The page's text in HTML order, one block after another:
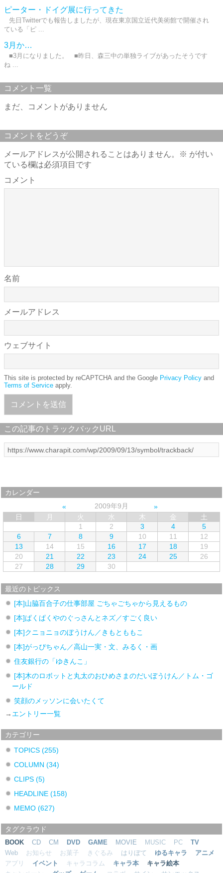
ピーター・ドイグ展に行ってきた
先日Twitterでも報告しましたが、現在東京国立近代美術館で開催され
ている「ピ ...
3月か…
■3月になりました。 ■昨日、森三中の単独ライブがあったそうです
ね ...
コメント一覧
まだ、コメントがありません
コメントをどうぞ
メールアドレスが公開されることはありません。 ※ が付い
ている欄は必須項目です
コメント
名前
メールアドレス
ウェブサイト
This site is protected by reCAPTCHA and the Google Privacy Policy and
Terms of Service apply.
この記事のトラックバックURL
カレンダー
2009年9月
日
月 火 水 木 金
土
1
2 3 4
5
6
7 8 9 10 11
12
13
14 15 16 17 18
19
20
21 22 23 24 25
26
27
28 29 30
最近のトピックス
[本]山脇百合子の仕事部屋 ごちゃごちゃから見えるもの
[本]ぱくぱくやのぐっさんとネズ／すごく良い
[本]クニョニョのぼうけん／きもとももこ
[本]がっぴちゃん／高山一実・文、みるく・画
住友銀行の「ゆきんこ」
[本]木のロボットと丸太のおひめさまのだいぼうけん／トム・ゴ
ールド
笑顔のメッソンに会いたくて
→ エントリー一覧
カテゴリー
TOPICS (255)
COLUMN (34)
CLIPS (5)
HEADLINE (158)
MEMO (627)
タグクラウド
BOOK CD CM DVD GAME MOVIE MUSIC PC
TV
Web
お知らせ お菓子 きぐるみ はりぼて ゆるキャラ
アニメ
アプリ
イベント キャラコラム キャラ本
キャラ絵本